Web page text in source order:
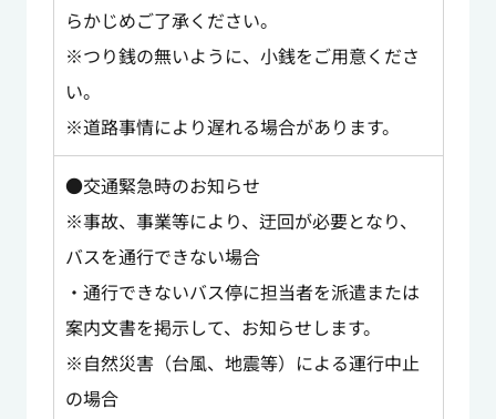
らかじめご了承ください。
※つり銭の無いように、小銭をご用意くださ
い。
※道路事情により遅れる場合があります。
●交通緊急時のお知らせ
※事故、事業等により、迂回が必要となり、
バスを通行できない場合
・通行できないバス停に担当者を派遣または
案内文書を掲示して、お知らせします。
※自然災害（台風、地震等）による運行中止
の場合